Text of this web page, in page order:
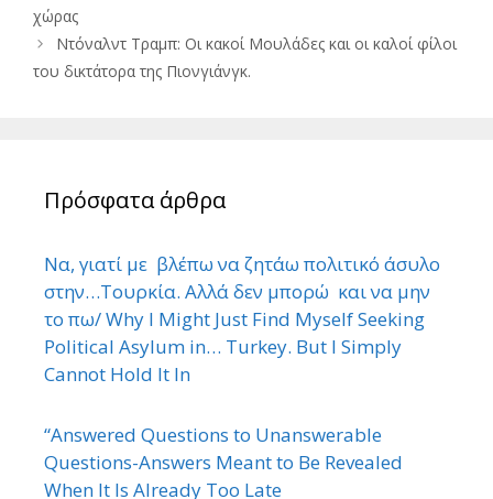
χώρας
Ντόναλντ Τραμπ: Οι κακοί Μουλάδες και οι καλοί φίλοι
του δικτάτορα της Πιονγιάνγκ.
Πρόσφατα άρθρα
Να, γιατί με βλέπω να ζητάω πολιτικό άσυλο
στην…Τουρκία. Αλλά δεν μπορώ και να μην
το πω/ Why I Might Just Find Myself Seeking
Political Asylum in… Turkey. But I Simply
Cannot Hold It In
“Answered Questions to Unanswerable
Questions-Answers Meant to Be Revealed
When It Is Already Too Late